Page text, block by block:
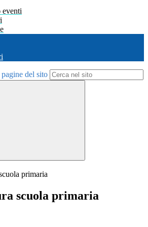
eventi
del sito
primaria
scuola primaria